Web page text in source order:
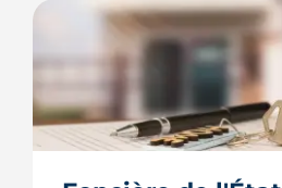
Longtemps clos
l'hôpital Guillaume-
Perrin s'ouvre enfin sur